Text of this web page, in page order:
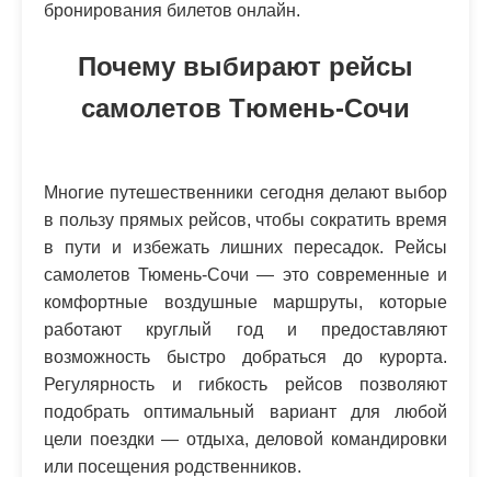
бронирования билетов онлайн.
Почему выбирают рейсы
самолетов Тюмень-Сочи
Многие путешественники сегодня делают выбор
в пользу прямых рейсов, чтобы сократить время
в пути и избежать лишних пересадок. Рейсы
самолетов Тюмень-Сочи — это современные и
комфортные воздушные маршруты, которые
работают круглый год и предоставляют
возможность быстро добраться до курорта.
Регулярность и гибкость рейсов позволяют
подобрать оптимальный вариант для любой
цели поездки — отдыха, деловой командировки
или посещения родственников.